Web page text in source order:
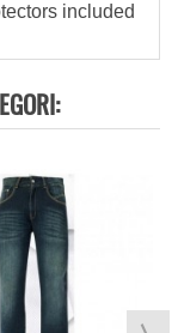
included